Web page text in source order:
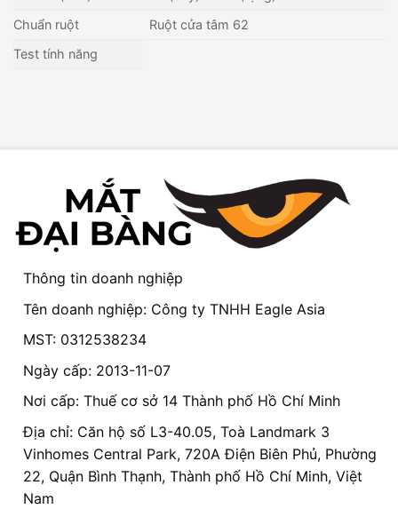
Chuẩn ruột
Ruột cửa tâm 62
Test tính năng
Thông tin doanh nghiệp
Tên doanh nghiệp: Công ty TNHH Eagle Asia
MST: 0312538234
Ngày cấp: 2013-11-07
Nơi cấp: Thuế cơ sở 14 Thành phố Hồ Chí Minh
Địa chỉ: Căn hộ số L3-40.05, Toà Landmark 3
Vinhomes Central Park, 720A Điện Biên Phủ, Phường
22, Quận Bình Thạnh, Thành phố Hồ Chí Minh, Việt
Nam